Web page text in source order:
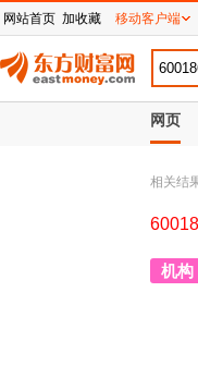
网页
相关结
机构
网站首页 加收藏 移动客户端